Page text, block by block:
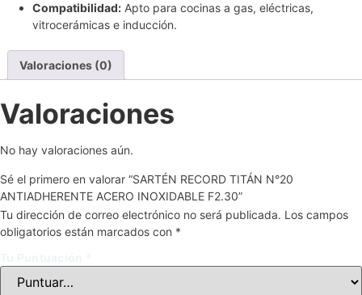
Compatibilidad: Apto para cocinas a gas, eléctricas,
vitrocerámicas e inducción.
Valoraciones (0)
Valoraciones
No hay valoraciones aún.
Sé el primero en valorar “SARTÉN RECORD TITÁN N°20
ANTIADHERENTE ACERO INOXIDABLE F2.30”
Tu dirección de correo electrónico no será publicada. Los campos
obligatorios están marcados con *